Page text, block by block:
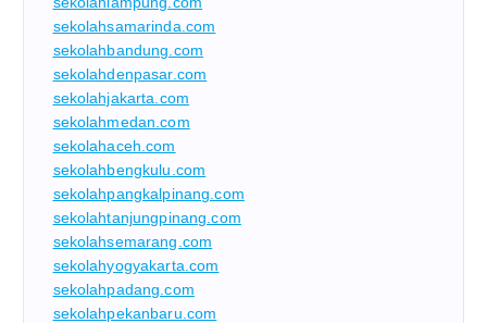
sekolahsamarinda.com
sekolahbandung.com
sekolahdenpasar.com
sekolahjakarta.com
sekolahmedan.com
sekolahaceh.com
sekolahbengkulu.com
sekolahpangkalpinang.com
sekolahtanjungpinang.com
sekolahsemarang.com
sekolahyogyakarta.com
sekolahpadang.com
sekolahpekanbaru.com